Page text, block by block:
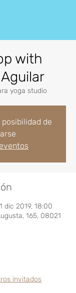
with
yoga studio
de
dic 2019, 18:00
165, 08021
invitados